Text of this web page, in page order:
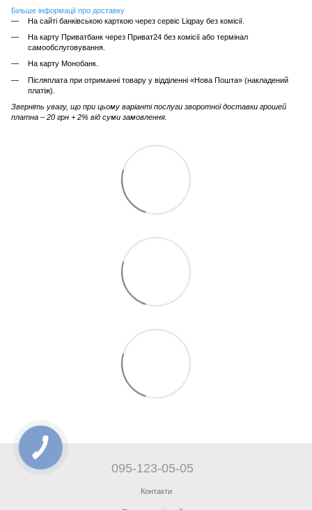
Більше інформації про доставку
На сайті банківською карткою через сервіс Liqpay без комісії.
На карту Приватбанк через Приват24 без комісії або термінал
самообслуговування.
На карту Монобанк.
Післяплата при отриманні товару у відділенні «Нова Пошта» (накладений
платіж).
Зверніть увагу, що при цьому варіанті послуги зворотної доставки грошей
платна – 20 грн + 2% від суми замовлення.
095-123-05-05
Контакти